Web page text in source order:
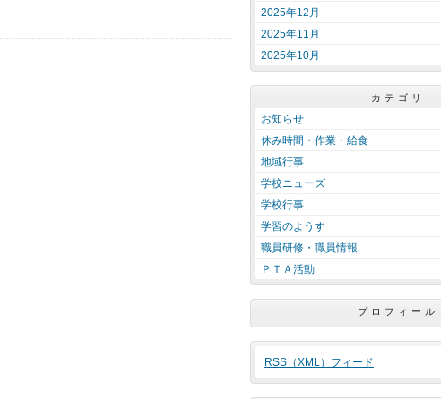
2025年12月
2025年11月
2025年10月
カテゴリ
お知らせ
休み時間・作業・給食
地域行事
学校ニューズ
学校行事
学習のようす
職員研修・職員情報
ＰＴＡ活動
プロフィール
RSS（XML）フィード